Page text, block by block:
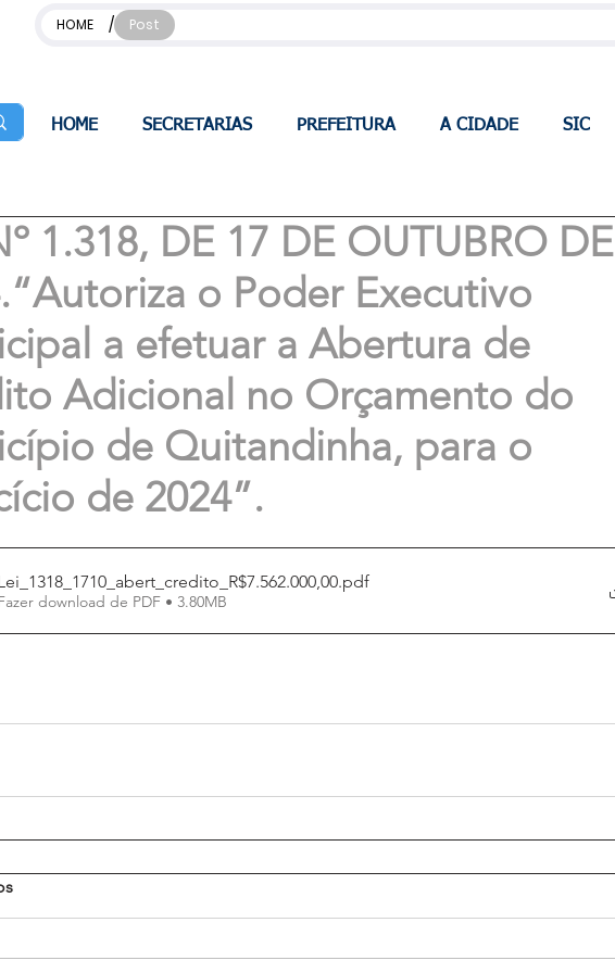
HOME / Post
HOME SECRETARIAS PREFEITURA A CIDADE SIC
1.318, DE 17 DE OUTUBRO DE
o Poder Executivo
a efetuar a Abertura de
Adicional no Orçamento do
de Quitandinha, para o
de 2024”.
.pdf
download de PDF • 3.80MB